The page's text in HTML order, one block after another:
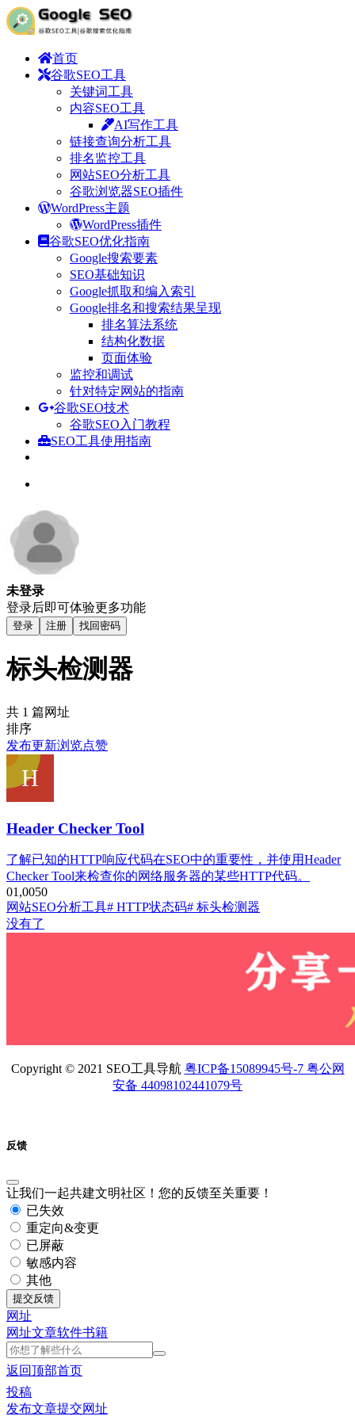
首页
谷歌SEO工具
关键词工具
内容SEO工具
AI写作工具
链接查询分析工具
排名监控工具
网站SEO分析工具
谷歌浏览器SEO插件
WordPress主题
WordPress插件
谷歌SEO优化指南
Google搜索要素
SEO基础知识
Google抓取和编入索引
Google排名和搜索结果呈现
排名算法系统
结构化数据
页面体验
监控和调试
针对特定网站的指南
谷歌SEO技术
谷歌SEO入门教程
SEO工具使用指南
未登录
登录后即可体验更多功能
登录 注册 找回密码
标头检测器
共 1 篇网址
排序
发布更新浏览点赞
Header Checker Tool
了解已知的HTTP响应代码在SEO中的重要性，并使用Header
Checker Tool来检查你的网络服务器的某些HTTP代码。
01,0050
网站SEO分析工具# HTTP状态码# 标头检测器
没有了
Copyright © 2021 SEO工具导航 粤ICP备15089945号-7 粤公网
安备 44098102441079号
反馈
让我们一起共建文明社区！您的反馈至关重要！
已失效
重定向&变更
已屏蔽
敏感内容
其他
提交反馈
网址
网址文章软件书籍
返回顶部首页
投稿
发布文章提交网址